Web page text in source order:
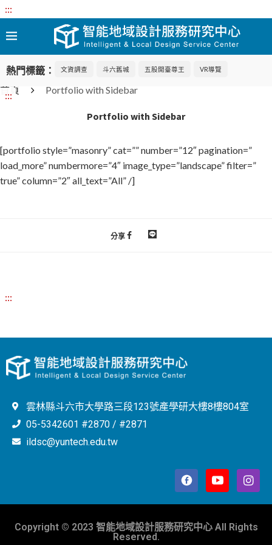
:::
熱門標籤： 文資調查 斗六舊城 五股開臺尊王 VR導覽
:::
首頁 Portfolio with Sidebar
Portfolio with Sidebar
[portfolio style=”masonry” cat=”” number=”12″ pagination=”
load_more” numbermore=”4″ image_type=”landscape” filter=”
true” column=”2″ all_text=”All” /]
分享
:::
雲林縣斗六市大學路三段123號產學研大樓8樓804室
05-5342601 #2870 / #2871
ildsc@yuntech.edu.tw
Copyright © 2023 智能地域設計服務研究中心 All Rights
Reserved.